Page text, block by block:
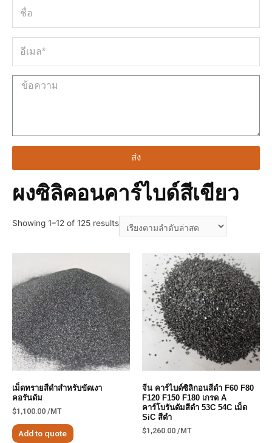
ส่ง
ผงซิลิคอนคาร์ไบด์สีเขียว
Showing 1–12 of 125 results
เม็ดทรายสีดำสำหรับขัดเงา
คอรันดัม
$1,100.00 /MT
Add to quote
จีน คาร์ไบด์ซิลิกอนสีดำ F60 F80
F120 F150 F180 เกรด A
คาร์โบรันดัมสีดำ 53C 54C เม็ด
SiC สีดำ
$1,260.00 /MT